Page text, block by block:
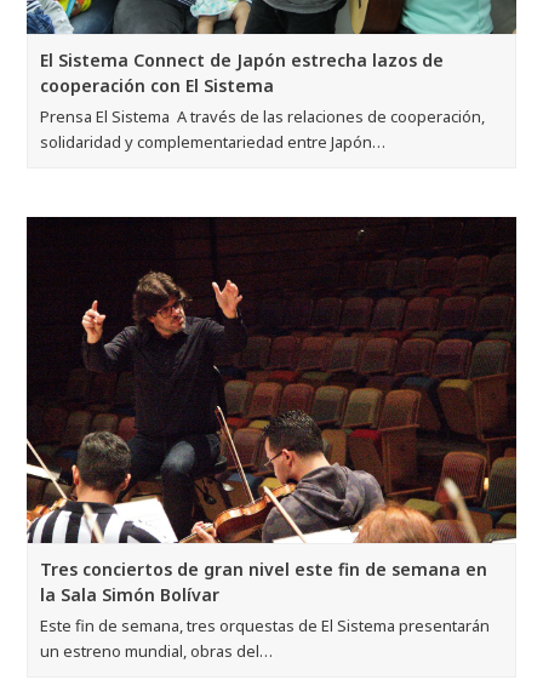
El Sistema Connect de Japón estrecha lazos de
cooperación con El Sistema
Prensa El Sistema A través de las relaciones de cooperación,
solidaridad y complementariedad entre Japón…
Tres conciertos de gran nivel este fin de semana en
la Sala Simón Bolívar
Este fin de semana, tres orquestas de El Sistema presentarán
un estreno mundial, obras del…